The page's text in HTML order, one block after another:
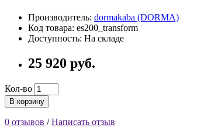
Производитель: dormakaba (DORMA)
Код товара: es200_transform
Доступность: На складе
25 920 руб.
Кол-во
В корзину
0 отзывов /Написать отзыв